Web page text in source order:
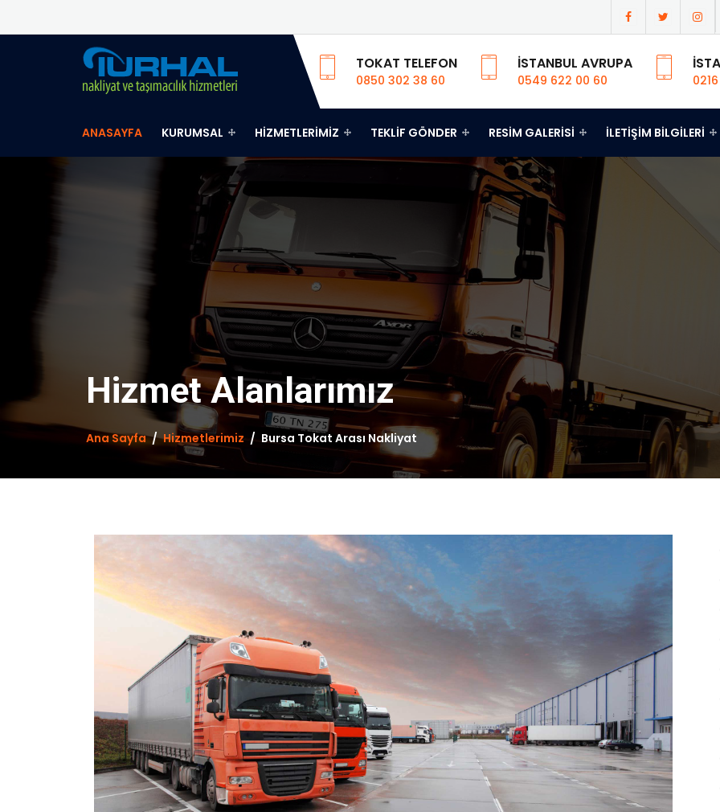
TOKAT TELEFON
0850 302 38 60
İSTANBUL AVRUPA
0549 622 00 60
ANASAYFA KURUMSAL HIZMETLERIMIZ TEKLIF GÖNDER RESIM GALERISI İLETIŞIM BILGILERI
Hizmet Alanlarımız
Ana Sayfa Hizmetlerimiz Bursa Tokat Arası Nakliyat